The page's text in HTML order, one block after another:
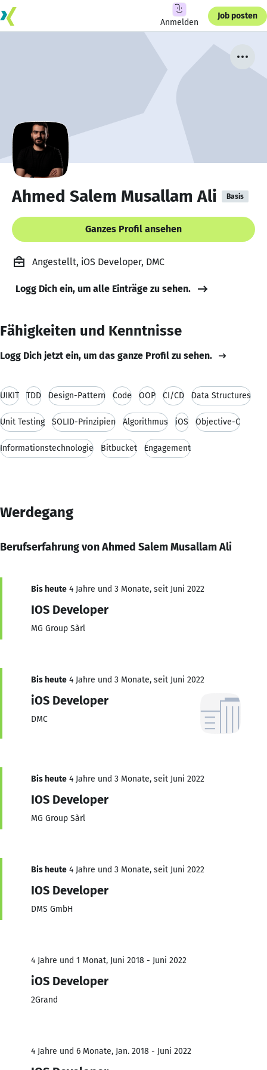
Anmelden
Job posten
Ahmed Salem Musallam Ali Basis
Ganzes Profil ansehen
Angestellt, iOS Developer, DMC
Logg Dich ein, um alle Einträge zu sehen.
Fähigkeiten und Kenntnisse
Logg Dich jetzt ein, um das ganze Profil zu sehen.
UIKIT TDD Design-Pattern Code OOP CI/CD Data Structures
Unit Testing SOLID-Prinzipien Algorithmus iOS Objective-C
Informationstechnologie Bitbucket Engagement
Werdegang
Berufserfahrung von Ahmed Salem Musallam Ali
Bis heute 4 Jahre und 3 Monate, seit Juni 2022
IOS Developer
MG Group Sàrl
Bis heute 4 Jahre und 3 Monate, seit Juni 2022
iOS Developer
DMC
Bis heute 4 Jahre und 3 Monate, seit Juni 2022
IOS Developer
MG Group Sàrl
Bis heute 4 Jahre und 3 Monate, seit Juni 2022
IOS Developer
DMS GmbH
4 Jahre und 1 Monat, Juni 2018 - Juni 2022
iOS Developer
2Grand
4 Jahre und 6 Monate, Jan. 2018 - Juni 2022